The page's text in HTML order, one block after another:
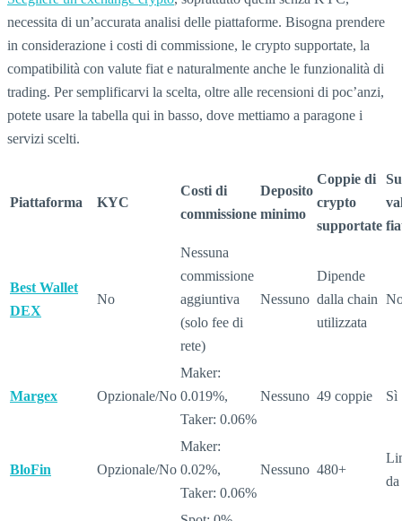
necessita di un’accurata analisi delle piattaforme. Bisogna prendere
in considerazione i costi di commissione, le crypto supportate, la
compatibilità con valute fiat e naturalmente anche le funzionalità di
trading. Per semplificarvi la scelta, oltre alle recensioni di poc’anzi,
potete usare la tabella qui in basso, dove mettiamo a paragone i
servizi scelti.
Piattaforma KYC
Costi di
commissione
Deposito
minimo
Coppie di
crypto
supportate
Best Wallet
DEX
No
Nessuna
commissione
aggiuntiva
(solo fee di
rete)
Nessuno
Dipende
dalla chain
utilizzata
Margex Opzionale/No
Maker:
0.019%,
Taker: 0.06%
Nessuno 49 coppie Sì
BloFin Opzionale/No
Maker:
0.02%,
Taker: 0.06%
Nessuno 480+